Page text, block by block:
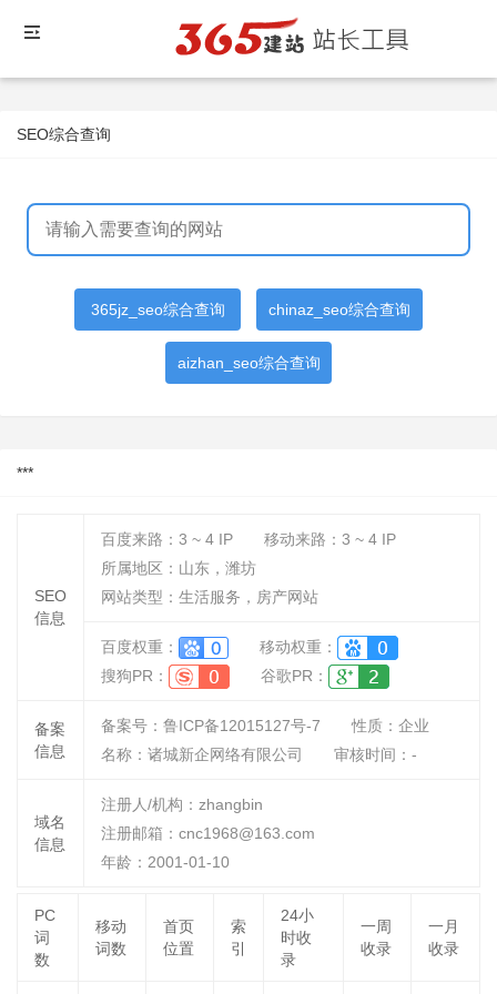
SEO综合查询
365jz_seo综合查询 chinaz_seo综合查询
aizhan_seo综合查询
***
SEO
信息
百度来路： 3 ~ 4 IP 移动来路： 3 ~ 4 IP
所属地区：山东，潍坊
网站类型：生活服务，房产网站
百度权重：
移动权重：
搜狗PR：
谷歌PR：
备案
信息
备案号：鲁ICP备12015127号-7 性质： 企业
名称： 诸城新企网络有限公司 审核时间： -
域名
信息
注册人/机构：zhangbin
注册邮箱：cnc1968@163.com
年龄：2001-01-10
PC
词
数
移动
词数
首页
位置
索
引
24小
时收
录
一周
收录
一月
收录